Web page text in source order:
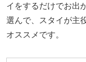
イをするだけでお出
選んで、スタイが主
オススメです。